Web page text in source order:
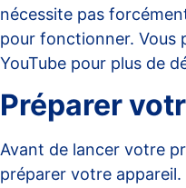
nécessite pas
pour fonctionner. Vous
YouTube pour plus de
Préparer
Avant de lancer votre
préparer votre